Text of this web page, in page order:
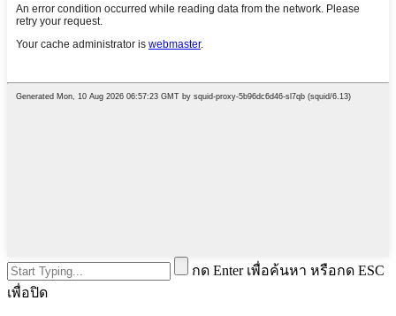
กด Enter เพื่อค้นหา หรือกด ESC
เพื่อปิด